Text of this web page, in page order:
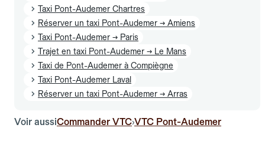
Taxi Pont-Audemer Chartres
Réserver un taxi Pont-Audemer → Amiens
Taxi Pont-Audemer → Paris
Trajet en taxi Pont-Audemer → Le Mans
Taxi de Pont-Audemer à Compiègne
Taxi Pont-Audemer Laval
Réserver un taxi Pont-Audemer → Arras
Voir aussiCommander VTC›VTC Pont-Audemer